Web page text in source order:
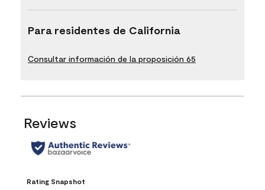
Para residentes de California
Consultar información de la proposición 65
Reviews
Rating Snapshot